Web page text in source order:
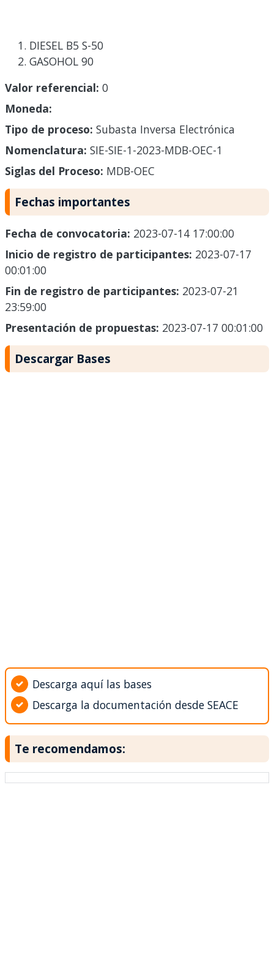
DIESEL B5 S-50
GASOHOL 90
Valor referencial: 0
Moneda:
Tipo de proceso: Subasta Inversa Electrónica
Nomenclatura: SIE-SIE-1-2023-MDB-OEC-1
Siglas del Proceso: MDB-OEC
Fechas importantes
Fecha de convocatoria: 2023-07-14 17:00:00
Inicio de registro de participantes: 2023-07-17
00:01:00
Fin de registro de participantes: 2023-07-21
23:59:00
Presentación de propuestas: 2023-07-17 00:01:00
Descargar Bases
Descarga aquí las bases
Descarga la documentación desde SEACE
Te recomendamos: